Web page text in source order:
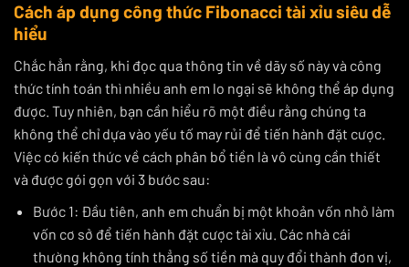
Cách áp dụng công thức Fibonacci tài xỉu siêu dễ
hiểu
Chắc hẳn rằng, khi đọc qua thông tin về dãy số này và công
thức tính toán thì nhiều anh em lo ngại sẽ không thể áp dụng
được. Tuy nhiên, bạn cần hiểu rõ một điều rằng chúng ta
không thể chỉ dựa vào yếu tố may rủi để tiến hành đặt cược.
Việc có kiến thức về cách phân bổ tiền là vô cùng cần thiết
và được gói gọn với 3 bước sau:
Bước 1: Đầu tiên, anh em chuẩn bị một khoản vốn nhỏ làm
vốn cơ sở để tiến hành đặt cược tài xỉu. Các nhà cái
thường không tính thẳng số tiền mà quy đổi thành đơn vị,